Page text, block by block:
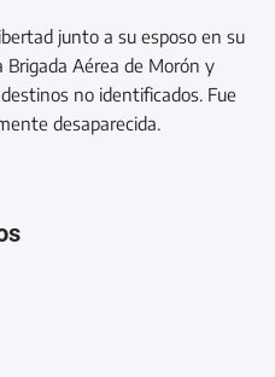
junto a su esposo en su
Brigada Aérea de Morón y
no identificados. Fue
desaparecida.